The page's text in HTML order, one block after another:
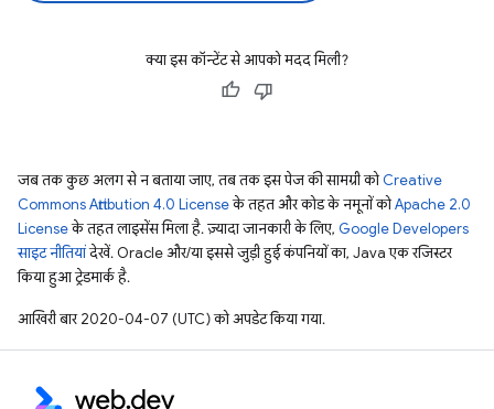
क्या इस कॉन्टेंट से आपको मदद मिली?
जब तक कुछ अलग से न बताया जाए, तब तक इस पेज की सामग्री कोCreative
Commons Attribution 4.0 Licenseके तहत और कोड के नमूनों कोApache 2.0
Licenseके तहत लाइसेंस मिला है. ज़्यादा जानकारी के लिए, Google Developers
साइट नीतियांदेखें. Oracle और/या इससे जुड़ी हुई कंपनियों का, Java एक रजिस्टर
किया हुआ ट्रेडमार्क है.
आखिरी बार 2020-04-07 (UTC) को अपडेट किया गया.